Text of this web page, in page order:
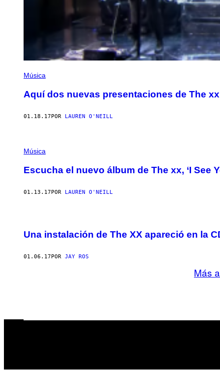
Música
Aquí dos nuevas presentaciones de The
01.18.17POR LAUREN O'NEILL
Música
Escucha el nuevo álbum de The xx, ‘I See
01.13.17POR LAUREN O'NEILL
Una instalación de The XX apareció en la
01.06.17POR JAY ROS
Más